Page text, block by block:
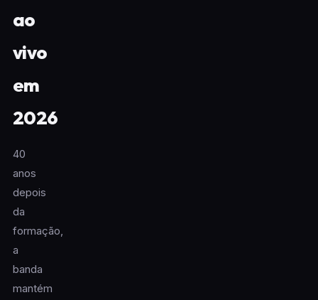
ao
vivo
em
2026
40
anos
depois
da
formação,
a
banda
mantém